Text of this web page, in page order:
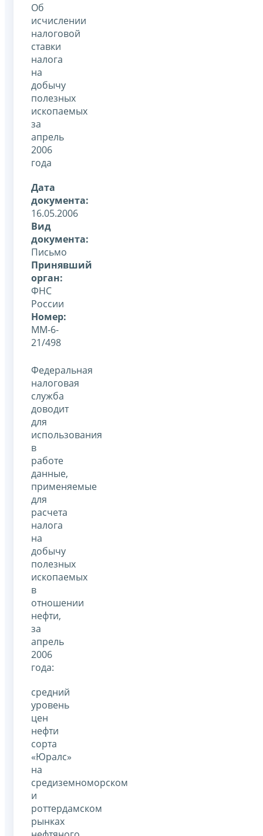
Об
исчислении
налоговой
ставки
налога
на
добычу
полезных
ископаемых
за
апрель
2006
года
Дата
документа:
16.05.2006
Вид
документа:
Письмо
Принявший
орган:
ФНС
России
Номер:
ММ-6-
21/498
Федеральная
налоговая
служба
доводит
для
использования
в
работе
данные,
применяемые
для
расчета
налога
на
добычу
полезных
ископаемых
в
отношении
нефти,
за
апрель
2006
года:
средний
уровень
цен
нефти
сорта
«Юралс»
на
средиземноморском
и
роттердамском
рынках